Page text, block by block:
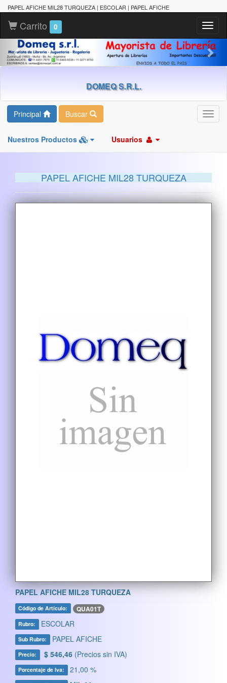
PAPEL AFICHE MIL28 TURQUEZA | ESCOLAR | PAPEL AFICHE
Carrito 0
DOMEQ S.R.L.
Principal Buscar
Nuestros Productos Usuarios
PAPEL AFICHE MIL28 TURQUEZA
PAPEL AFICHE MIL28 TURQUEZA
Código de Artículo: QUA01T
Rubro: ESCOLAR
Sub Rubro: PAPEL AFICHE
Precio: $ 546,46 (Precios sin IVA)
Porcentaje de Iva: 21,00 %